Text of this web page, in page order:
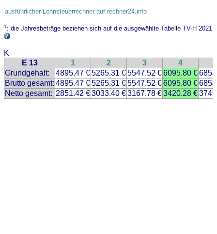
ausführlicher Lohnsteuerrechner auf rechner24.info
1: die Jahresbeträge beziehen sich auf die ausgewählte Tabelle TV-H 2021
K
.. E 13 .. 1 2 3 4
Grundgehalt:
4895.47 €5265.31 €5547.52 €6095.80 €
Brutto gesamt: 4895.47 €5265.31 €5547.52 €6095.80 €
Netto gesamt: 2851.42 €3033.40 €3167.78 €3420.28 €